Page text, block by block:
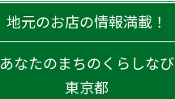
地元のお店の情報満載！
あなたのまちのくらしなび
東京都